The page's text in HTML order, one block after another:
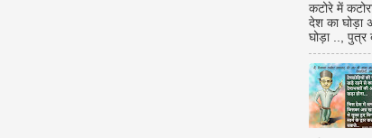
कटोरे में
देश का घोड़ा
घोड़ा .., पुत्र